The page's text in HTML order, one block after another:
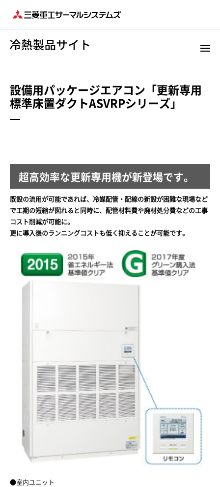
設備用パッケージエアコン「更新専用
標準床置ダクトASVRPシリーズ」
超高効率な更新専用機が新登場です。
既設の流用が可能であれば、冷媒配管・配線の新設が困難な現場など
で工期の短縮が図れると同時に、配管材料費や廃材処分費などの工事
コスト削減が可能に。
更に導入後のランニングコストも低く抑えることが可能です。
●室内ユニット